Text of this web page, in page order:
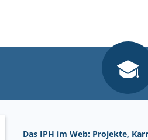
Das IPH im Web: Projekte,